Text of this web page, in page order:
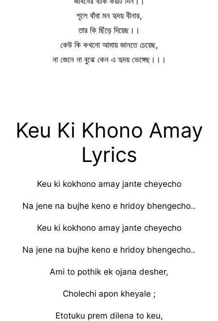
শূলে বাঁধা মন হৃদয় বীনার,
তার কি ছিঁড়ে দিয়েছ।।
কেউ কি কখনো আমায় জানতে চেয়েছ,
না জেনে না বুঝে কেন এ হৃদয় ভেঙ্গেছ।।।
Keu Ki Khono Amay
Lyrics
Keu ki kokhono amay jante cheyecho
Na jene na bujhe keno e hridoy bhengecho..
Keu ki kokhono amay jante cheyecho
Na jene na bujhe keno e hridoy bhengecho..
Ami to pothik ek ojana desher,
Cholechi apon kheyale ;
Etotuku prem dilena to keu,